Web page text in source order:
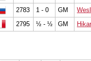
2783 1 - 0 GM
2795 ½ - ½ GM